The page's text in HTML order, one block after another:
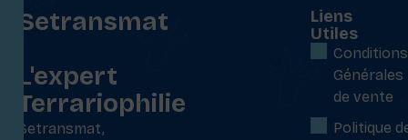
Setransmat
L'expert
Terrariophilie
Setransmat,
Liens
Utiles
Conditions
Générales
de vente
Politique